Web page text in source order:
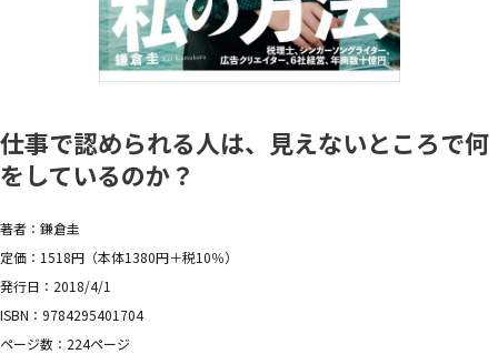
仕事で認められる人は、見えないところで何
をしているのか？
著者：鎌倉圭
定価：1518円（本体1380円＋税10％）
発行日：2018/4/1
ISBN：9784295401704
ページ数：224ページ